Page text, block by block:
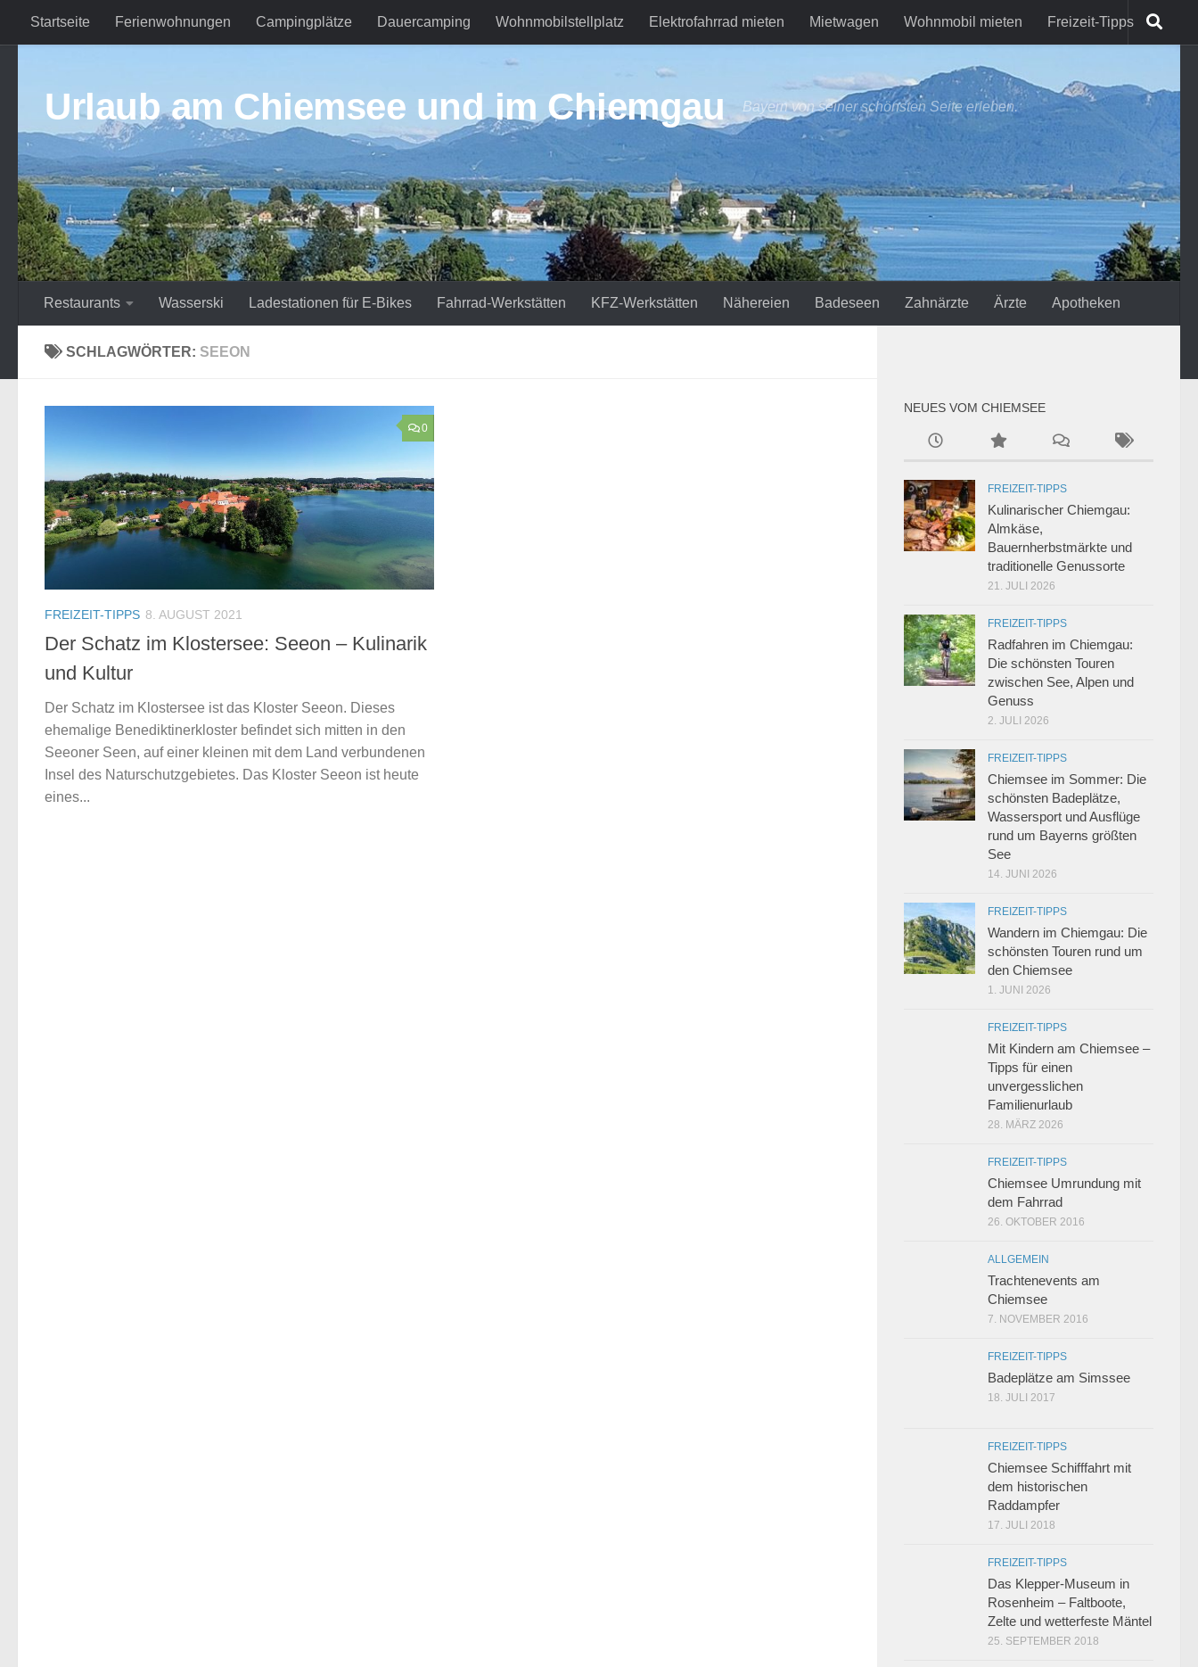
Zum Inhalt springen
Startseite Ferienwohnungen Campingplätze Dauercamping Wohnmobilstellplatz Elektrofahrrad mieten Mietwagen Wohnmobil mieten Freizeit-Tipps
Urlaub am Chiemsee und im Chiemgau Bayern von seiner schönsten Seite erleben.
Restaurants Wasserski Ladestationen für E-Bikes Fahrrad-Werkstätten KFZ-Werkstätten Nähereien Badeseen Zahnärzte Ärzte Apotheken
SCHLAGWÖRTER: SEEON
0
FREIZEIT-TIPPS 8. AUGUST 2021
Der Schatz im Klostersee: Seeon – Kulinarik
und Kultur
Der Schatz im Klostersee ist das Kloster Seeon. Dieses
ehemalige Benediktinerkloster befindet sich mitten in den
Seeoner Seen, auf einer kleinen mit dem Land verbundenen
Insel des Naturschutzgebietes. Das Kloster Seeon ist heute
eines...
NEUES VOM CHIEMSEE
FREIZEIT-TIPPS
Kulinarischer Chiemgau:
Almkäse,
Bauernherbstmärkte und
traditionelle Genussorte
21. JULI 2026
FREIZEIT-TIPPS
Radfahren im Chiemgau:
Die schönsten Touren
zwischen See, Alpen und
Genuss
2. JULI 2026
FREIZEIT-TIPPS
Chiemsee im Sommer: Die
schönsten Badeplätze,
Wassersport und Ausflüge
rund um Bayerns größten
See
14. JUNI 2026
FREIZEIT-TIPPS
Wandern im Chiemgau: Die
schönsten Touren rund um
den Chiemsee
1. JUNI 2026
FREIZEIT-TIPPS
Mit Kindern am Chiemsee –
Tipps für einen
unvergesslichen
Familienurlaub
28. MÄRZ 2026
FREIZEIT-TIPPS
Chiemsee Umrundung mit
dem Fahrrad
26. OKTOBER 2016
ALLGEMEIN
Trachtenevents am
Chiemsee
7. NOVEMBER 2016
FREIZEIT-TIPPS
Badeplätze am Simssee
18. JULI 2017
FREIZEIT-TIPPS
Chiemsee Schifffahrt mit
dem historischen
Raddampfer
17. JULI 2018
FREIZEIT-TIPPS
Das Klepper-Museum in
Rosenheim – Faltboote,
Zelte und wetterfeste Mäntel
25. SEPTEMBER 2018